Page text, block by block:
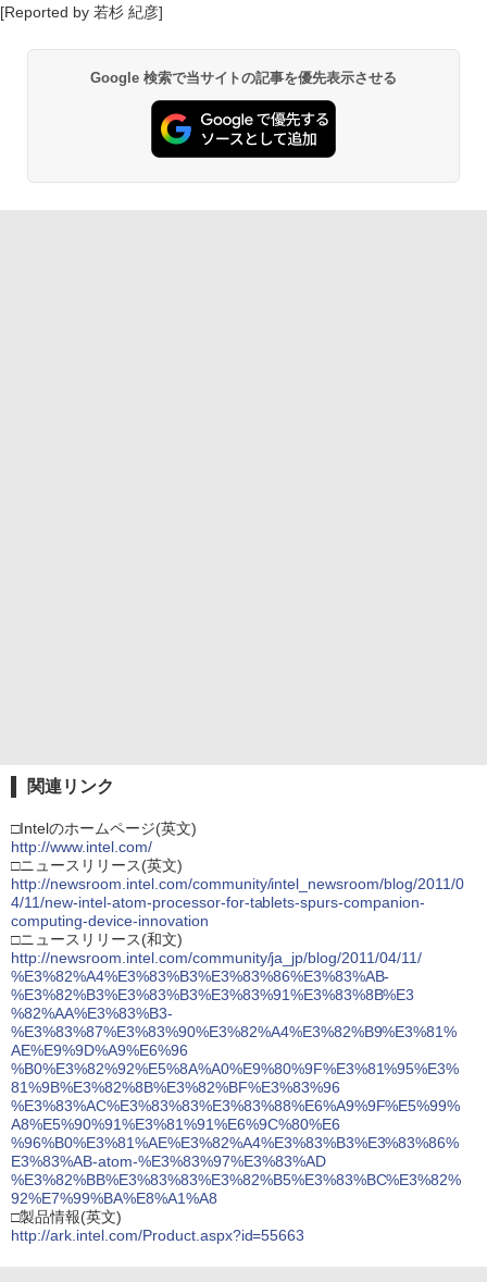
[Reported by 若杉 紀彦]
Google 検索で当サイトの記事を優先表示させる
関連リンク
□Intelのホームページ(英文)
http://www.intel.com/
□ニュースリリース(英文)
http://newsroom.intel.com/community/intel_newsroom/blog/2011/0
4/11/new-intel-atom-processor-for-tablets-spurs-companion-
computing-device-innovation
□ニュースリリース(和文)
http://newsroom.intel.com/community/ja_jp/blog/2011/04/11/
%E3%82%A4%E3%83%B3%E3%83%86%E3%83%AB-
%E3%82%B3%E3%83%B3%E3%83%91%E3%83%8B%E3
%82%AA%E3%83%B3-
%E3%83%87%E3%83%90%E3%82%A4%E3%82%B9%E3%81%
AE%E9%9D%A9%E6%96
%B0%E3%82%92%E5%8A%A0%E9%80%9F%E3%81%95%E3%
81%9B%E3%82%8B%E3%82%BF%E3%83%96
%E3%83%AC%E3%83%83%E3%83%88%E6%A9%9F%E5%99%
A8%E5%90%91%E3%81%91%E6%9C%80%E6
%96%B0%E3%81%AE%E3%82%A4%E3%83%B3%E3%83%86%
E3%83%AB-atom-%E3%83%97%E3%83%AD
%E3%82%BB%E3%83%83%E3%82%B5%E3%83%BC%E3%82%
92%E7%99%BA%E8%A1%A8
□製品情報(英文)
http://ark.intel.com/Product.aspx?id=55663